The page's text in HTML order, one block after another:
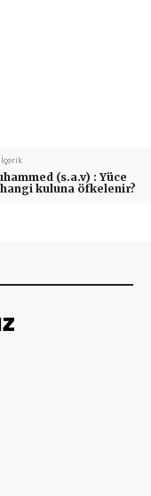
(s.a.v) : Yüce
kuluna öfkelenir?